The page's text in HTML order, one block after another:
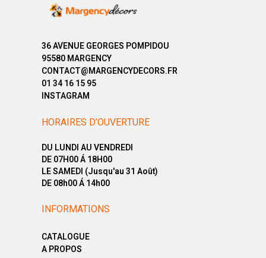
36 AVENUE GEORGES POMPIDOU
95580 MARGENCY
CONTACT@MARGENCYDECORS.FR
01 34 16 15 95
INSTAGRAM
HORAIRES D’OUVERTURE
DU LUNDI AU VENDREDI
DE 07H00 Á 18H00
LE SAMEDI (Jusqu'au 31 Août)
DE 08h00 Á 14h00
INFORMATIONS
CATALOGUE
A PROPOS